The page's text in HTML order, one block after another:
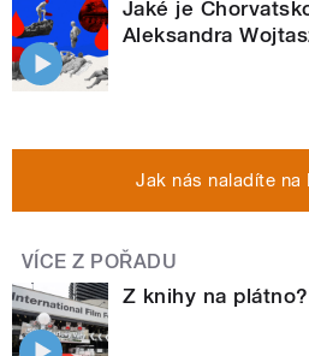
Jaké je
Aleksandra
Jak nás naladíte na
VÍCE Z POŘADU
Z knihy na plátno?